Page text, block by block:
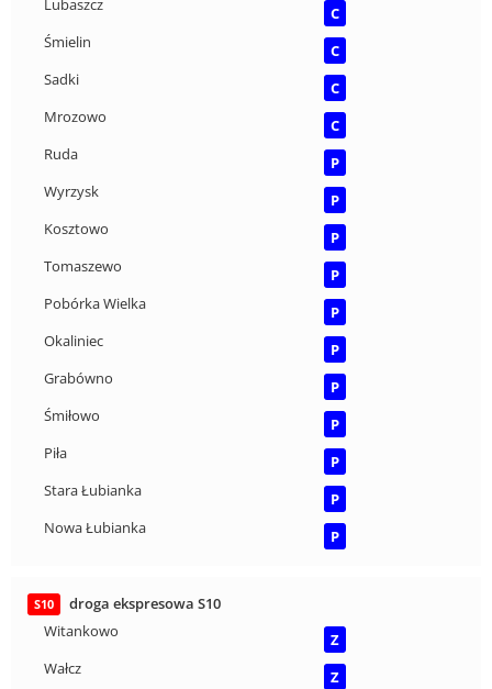
Lubaszcz
C
Śmielin
C
Sadki
C
Mrozowo
C
Ruda
P
Wyrzysk
P
Kosztowo
P
Tomaszewo
P
Pobórka Wielka
P
Okaliniec
P
Grabówno
P
Śmiłowo
P
Piła
P
Stara Łubianka
P
Nowa Łubianka
P
S10
droga ekspresowa S10
Witankowo
Z
Wałcz
Z